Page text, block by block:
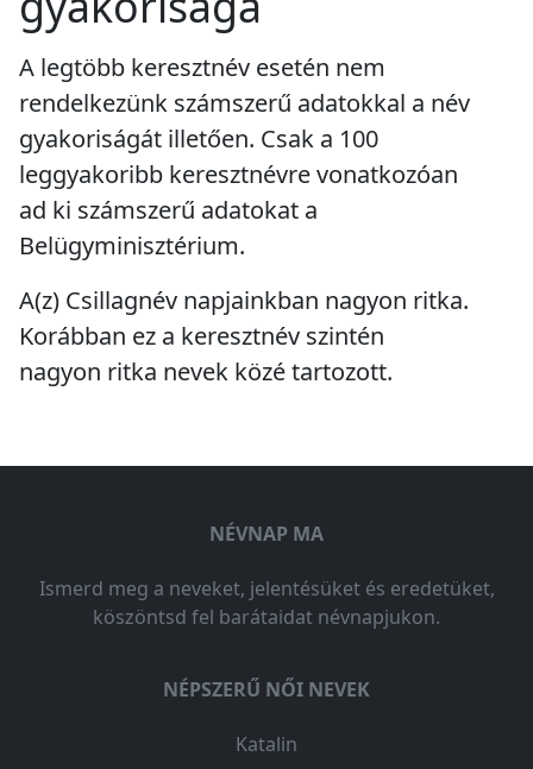
A legtöbb keresztnév esetén nem
rendelkezünk számszerű adatokkal a név
gyakoriságát illetően. Csak a 100
leggyakoribb keresztnévre vonatkozóan
ad ki számszerű adatokat a
Belügyminisztérium.
A(z) Csillagnév napjainkban nagyon ritka.
Korábban ez a keresztnév szintén
nagyon ritka nevek közé tartozott.
NÉVNAP MA
Ismerd meg a neveket, jelentésüket és eredetüket,
köszöntsd fel barátaidat névnapjukon.
NÉPSZERŰ NŐI NEVEK
Katalin